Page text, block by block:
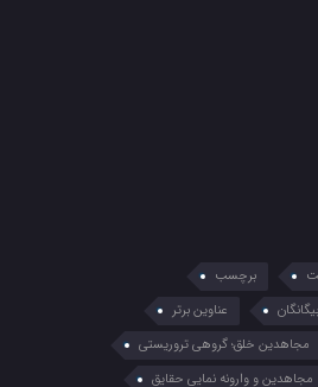
برچسب
عناوین برتر
مجاهدین خلق؛ گروهی تروریستی
مجاهدین و وارونه نمایی حقایق